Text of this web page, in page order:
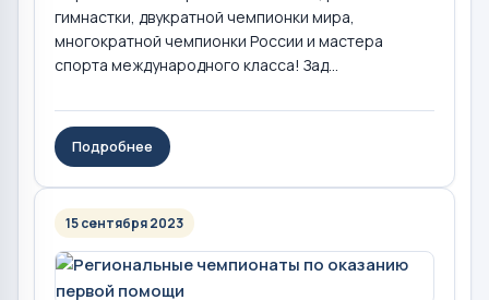
гимнастки, двукратной чемпионки мира,
многократной чемпионки России и мастера
спорта международного класса! Зад...
Подробнее
15 сентября 2023